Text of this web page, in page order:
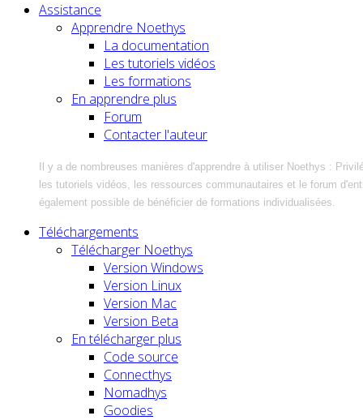
Assistance
Apprendre Noethys
La documentation
Les tutoriels vidéos
Les formations
En apprendre plus
Forum
Contacter l'auteur
Il y a de nombreuses manières d'apprendre à utiliser Noethys :
les tutoriels vidéos, les ressources communautaires et le forum
également possible de bénéficier de formations individualisées.
Téléchargements
Télécharger Noethys
Version Windows
Version Linux
Version Mac
Version Beta
En télécharger plus
Code source
Connecthys
Nomadhys
Goodies